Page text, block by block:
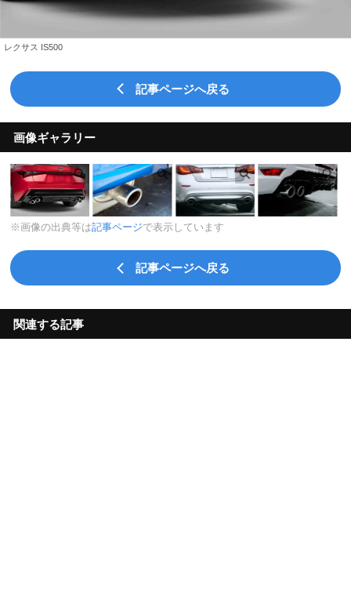
レクサス IS500
記事ページへ戻る
画像ギャラリー
※画像の出典等は記事ページで表示しています
記事ページへ戻る
関連する記事